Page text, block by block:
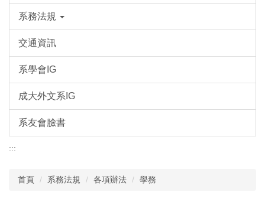
系務法規
交通資訊
系學會IG
成大外文系IG
系友會臉書
:::
首頁 系務法規 各項辦法 學務